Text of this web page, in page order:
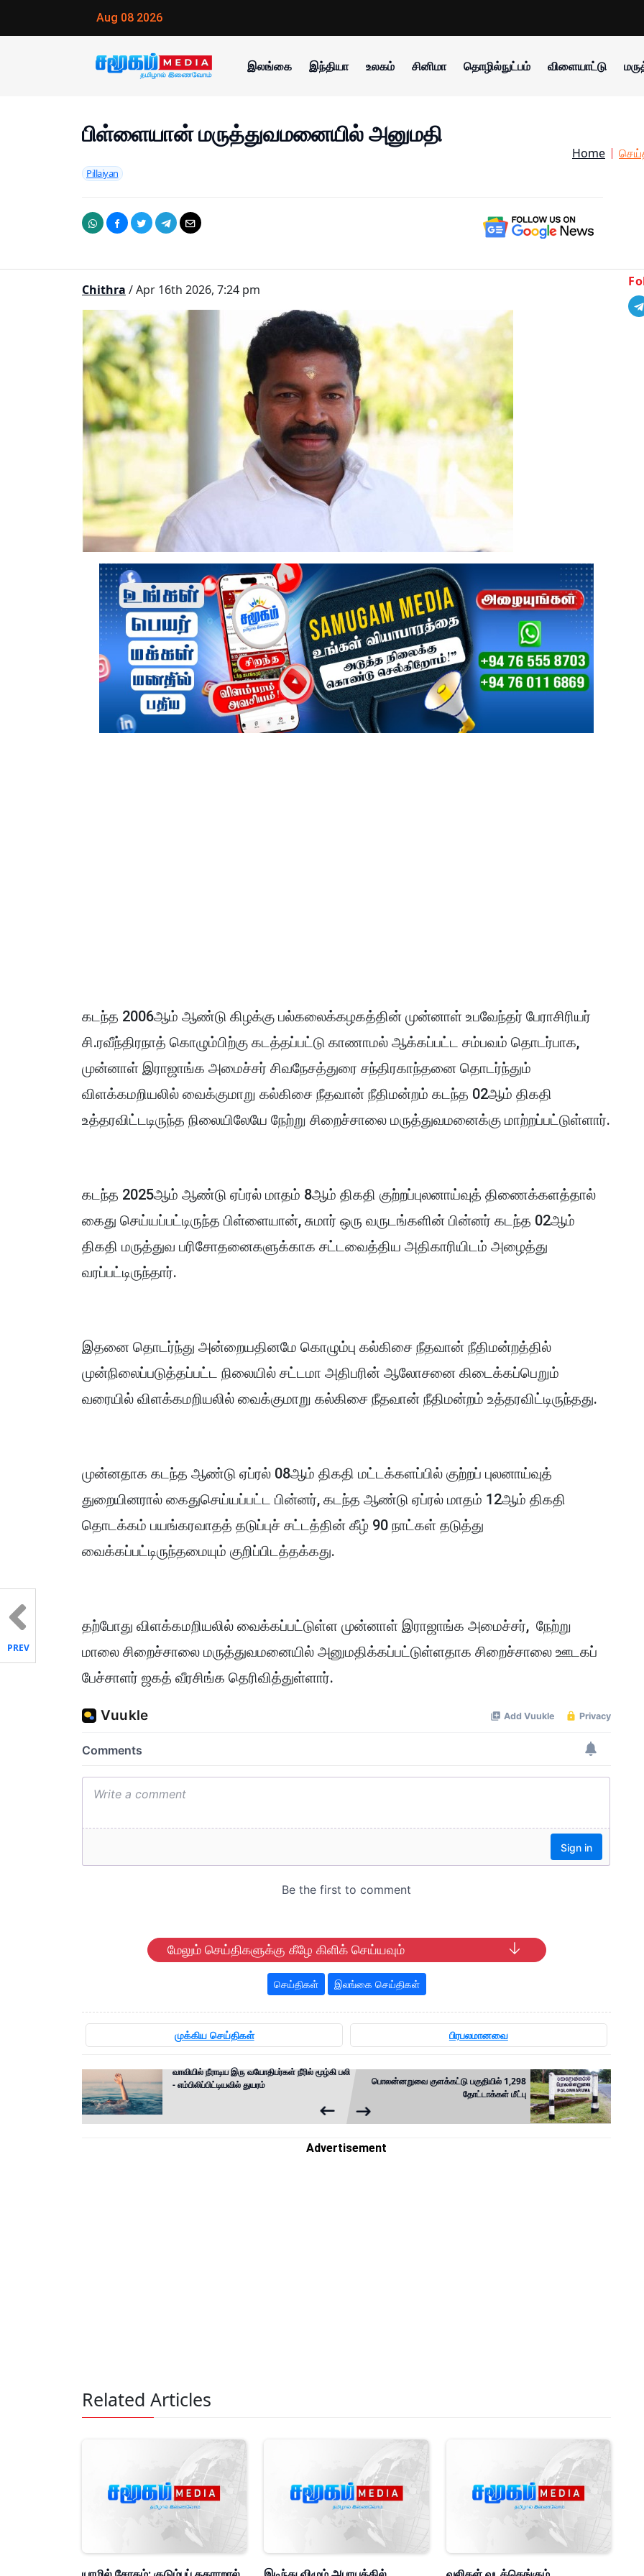
Aug 08 2026
இலங்கை இந்தியா உலகம் சினிமா தொழில்நுட்பம் விளையாட்டு
பிள்ளையான் மருத்துவமனையில் அனுமதி
Pillaiyan
Home
Chithra / Apr 16th 2026, 7:24 pm
கடந்த 2006ஆம் ஆண்டு கிழக்கு பல்கலைக்கழகத்தின் முன்னாள் உபவேந்தர் பேராசிரியர்
சி.ரவீந்திரநாத் கொழும்பிற்கு கடத்தப்பட்டு காணாமல் ஆக்கப்பட்ட சம்பவம் தொடர்பாக,
முன்னாள் இராஜாங்க அமைச்சர் சிவநேசத்துரை சந்திரகாந்தனை தொடர்ந்தும்
விளக்கமறியலில் வைக்குமாறு கல்கிசை நீதவான் நீதிமன்றம் கடந்த 02ஆம் திகதி
உத்தரவிட்டடிருந்த நிலையிலேயே நேற்று சிறைச்சாலை மருத்துவமனைக்கு மாற்றப்பட்டுள்ளார்.
கடந்த 2025ஆம் ஆண்டு ஏப்ரல் மாதம் 8ஆம் திகதி குற்றப்புலனாய்வுத் திணைக்களத்தால்
கைது செய்யப்பட்டிருந்த பிள்ளையான், சுமார் ஒரு வருடங்களின் பின்னர் கடந்த 02ஆம்
திகதி மருத்துவ பரிசோதனைகளுக்காக சட்டவைத்திய அதிகாரியிடம் அழைத்து
வரப்பட்டிருந்தார்.
இதனை தொடர்ந்து அன்றையதினமே கொழும்பு கல்கிசை நீதவான் நீதிமன்றத்தில்
முன்நிலைப்படுத்தப்பட்ட நிலையில் சட்டமா அதிபரின் ஆலோசனை கிடைக்கப்பெறும்
வரையில் விளக்கமறியலில் வைக்குமாறு கல்கிசை நீதவான் நீதிமன்றம் உத்தரவிட்டிருந்தது.
முன்னதாக கடந்த ஆண்டு ஏப்ரல் 08ஆம் திகதி மட்டக்களப்பில் குற்றப் புலனாய்வுத்
துறையினரால் கைதுசெய்யப்பட்ட பின்னர், கடந்த ஆண்டு ஏப்ரல் மாதம் 12ஆம் திகதி
தொடக்கம் பயங்கரவாதத் தடுப்புச் சட்டத்தின் கீழ் 90 நாட்கள் தடுத்து
வைக்கப்பட்டிருந்தமையும் குறிப்பிடத்தக்கது.
தற்போது விளக்கமறியலில் வைக்கப்பட்டுள்ள முன்னாள் இராஜாங்க அமைச்சர், நேற்று
மாலை சிறைச்சாலை மருத்துவமனையில் அனுமதிக்கப்பட்டுள்ளதாக சிறைச்சாலை ஊடகப்
பேச்சாளர் ஜகத் வீரசிங்க தெரிவித்துள்ளார்.
மேலும் செய்திகளுக்கு கீழே கிளிக் செய்யவும்
செய்திகள் இலங்கை செய்திகள்
முக்கிய செய்திகள் பிரபலமானவை
வாவியில் நீராடிய இரு வயோதிபர்கள் நீரில் மூழ்கி பலி
- எம்பிலிப்பிட்டியவில் துயரம்
பொலன்னறுவை குளக்கட்டு பகுதியில் 1,298
தோட்டாக்கள் மீட்பு
PREV
Advertisement
Related Articles